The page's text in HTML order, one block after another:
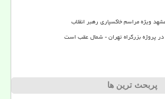
ویژه مراسم خاکسپاری رهبر انقلاب
پربحث ترین ها